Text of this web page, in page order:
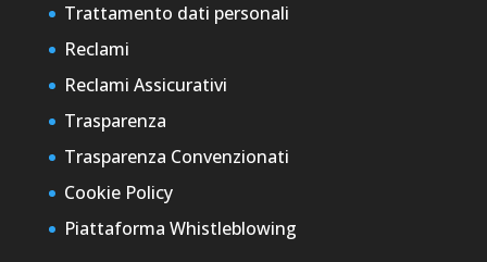
Trattamento dati personali
Reclami
Reclami Assicurativi
Trasparenza
Trasparenza Convenzionati
Cookie Policy
Piattaforma Whistleblowing